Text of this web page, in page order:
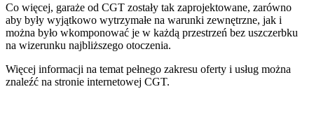
Co więcej, garaże od CGT zostały tak zaprojektowane, zarówno
aby były wyjątkowo wytrzymałe na warunki zewnętrzne, jak i
można było wkomponować je w każdą przestrzeń bez uszczerbku
na wizerunku najbliższego otoczenia.
Więcej informacji na temat pełnego zakresu oferty i usług można
znaleźć na stronie internetowej CGT.